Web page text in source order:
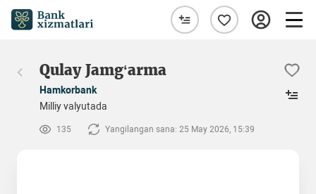
Qulay Jamg‘arma
Hamkorbank
Milliy valyutada
135 Yangilangan sana: 25 May 2026, 15:39